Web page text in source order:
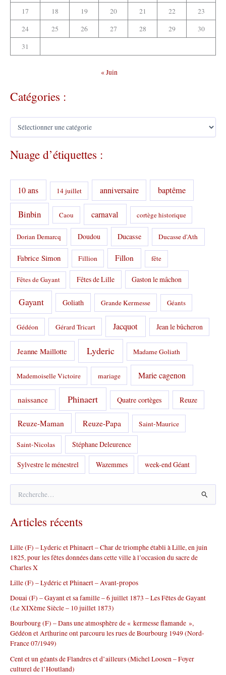
17
18 19 20 21 22
23
24
25 26 27 28 29
30
31
« Juin
Catégories :
C
é
g
r
e
Nuage d’étiquettes :
10 ans 14 juillet anniversaire baptême
Binbin Caou carnaval cortège historique
Dorian Demarcq Doudou Ducasse Ducasse d'Ath
Fabrice Simon Fillion Fillon fête
Fêtes de Gayant Fêtes de Lille Gaston le mâchon
Gayant Goliath Grande Kermesse Géants
Gédéon Gérard Tricart Jacquot Jean le bûcheron
Jeanne Maillotte Lyderic Madame Goliath
Mademoiselle Victoire mariage Marie cagenon
naissance Phinaert Quatre cortèges Reuze
Reuze-Maman Reuze-Papa Saint-Maurice
Saint-Nicolas Stéphane Deleurence
Sylvestre le ménestrel Wazemmes week-end Géant
h
e
c
h
e
r
:
Articles récents
Lille (F) – Lyderic et Phinaert – Char de triomphe établi à Lille, en juin
1825, pour les fêtes données dans cette ville à l’occasion du sacre de
Charles X
Lille (F) – Lydéric et Phinaert – Avant-propos
Douai (F) – Gayant et sa famille – 6 juillet 1873 – Les Fêtes de Gayant
(Le XIXème Siècle – 10 juillet 1873)
Bourbourg (F) – Dans une atmosphère de « kermesse flamande »,
Gédéon et Arthurine ont parcouru les rues de Bourbourg 1949 (Nord-
France 07/1949)
Cent et un géants de Flandres et d’ailleurs (Michel Loosen – Foyer
culturel de l’Houtland)